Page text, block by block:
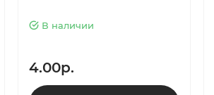
В наличии
4.00р.